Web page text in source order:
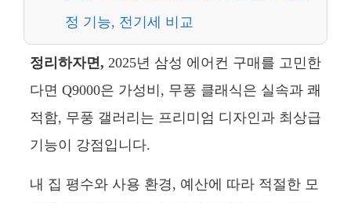
정 기능, 전기세 비교
정리하자면, 2025년 삼성 에어컨 구매를 고민한
다면 Q9000은 가성비, 무풍 클래식은 실속과 쾌
적함, 무풍 갤러리는 프리미엄 디자인과 최상급
기능이 강점입니다.
내 집 평수와 사용 환경, 예산에 따라 적절한 모